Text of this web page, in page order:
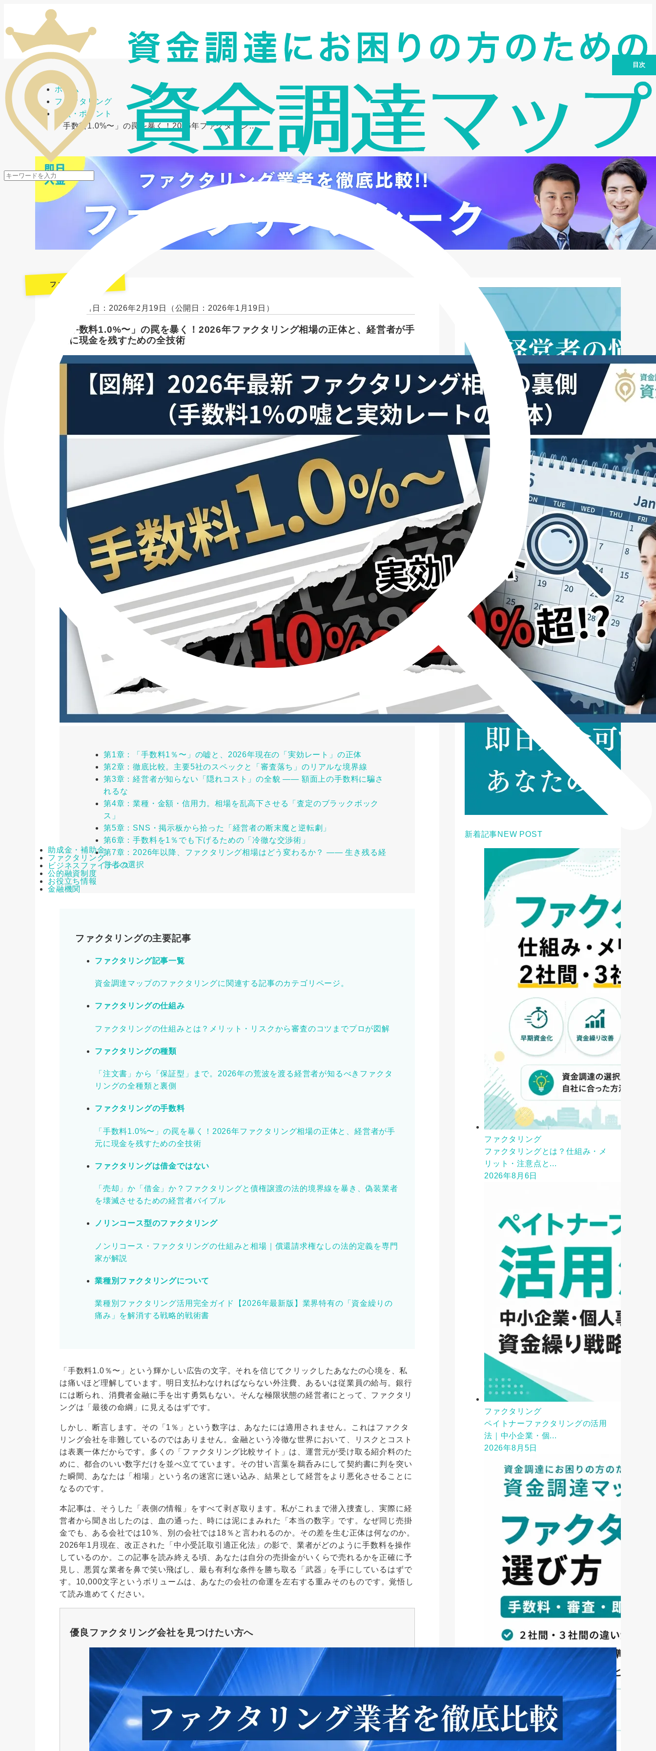
メニューを開閉
助成金・補助金
ファクタリング
ビジネスファイナンス
公的融資制度
お役立ち情報
金融機関
ホーム
ファクタリング
要点・ポイント
「手数料1.0%〜」の罠を暴く！2026年ファクタリン…
ファクタリング
最終更新日：2026年2月19日 （公開日：2026年1月19日）
「手数料1.0%〜」の罠を暴く！2026年ファクタリング相場の正体と、経営者が手
元に現金を残すための全技術
第1章：「手数料1％〜」の嘘と、2026年現在の「実効レート」の正体
第2章：徹底比較。主要5社のスペックと「審査落ち」のリアルな境界線
第3章：経営者が知らない「隠れコスト」の全貌 ―― 額面上の手数料に騙さ
れるな
第4章：業種・金額・信用力。相場を乱高下させる「査定のブラックボック
ス」
第5章：SNS・掲示板から拾った「経営者の断末魔と逆転劇」
第6章：手数料を1％でも下げるための「冷徹な交渉術」
第7章：2026年以降、ファクタリング相場はどう変わるか？ ―― 生き残る経
営者の選択
ファクタリングの主要記事
ファクタリング記事一覧
資金調達マップのファクタリングに関連する記事のカテゴリページ。
ファクタリングの仕組み
ファクタリングの仕組みとは？メリット・リスクから審査のコツまでプロが図解
ファクタリングの種類
「注文書」から「保証型」まで。2026年の荒波を渡る経営者が知るべきファクタ
リングの全種類と裏側
ファクタリングの手数料
「手数料1.0%〜」の罠を暴く！2026年ファクタリング相場の正体と、経営者が手
元に現金を残すための全技術
ファクタリングは借金ではない
「売却」か「借金」か？ファクタリングと債権譲渡の法的境界線を暴き、偽装業者
を壊滅させるための経営者バイブル
ノリンコース型のファクタリング
ノンリコース・ファクタリングの仕組みと相場｜償還請求権なしの法的定義を専門
家が解説
業種別ファクタリングについて
業種別ファクタリング活用完全ガイド【2026年最新版】業界特有の「資金繰りの
痛み」を解消する戦略的戦術書
「手数料1.0％〜」という輝かしい広告の文字。それを信じてクリックしたあなたの心境を、私
は痛いほど理解しています。明日支払わなければならない外注費、あるいは従業員の給与。銀行
には断られ、消費者金融に手を出す勇気もない。そんな極限状態の経営者にとって、ファクタリ
ングは「最後の命綱」に見えるはずです。
しかし、断言します。その「1％」という数字は、あなたには適用されません。これはファクタ
リング会社を非難しているのではありません。金融という冷徹な世界において、リスクとコスト
は表裏一体だからです。多くの「ファクタリング比較サイト」は、運営元が受け取る紹介料のた
めに、都合のいい数字だけを並べ立てています。その甘い言葉を鵜呑みにして契約書に判を突い
た瞬間、あなたは「相場」という名の迷宮に迷い込み、結果として経営をより悪化させることに
なるのです。
本記事は、そうした「表側の情報」をすべて剥ぎ取ります。私がこれまで潜入捜査し、実際に経
営者から聞き出したのは、血の通った、時には泥にまみれた「本当の数字」です。なぜ同じ売掛
金でも、ある会社では10％、別の会社では18％と言われるのか。その差を生む正体は何なのか。
2026年1月現在、改正された「中小受託取引適正化法」の影で、業者がどのように手数料を操作
しているのか。この記事を読み終える頃、あなたは自分の売掛金がいくらで売れるかを正確に予
見し、悪質な業者を鼻で笑い飛ばし、最も有利な条件を勝ち取る「武器」を手にしているはずで
す。10,000文字というボリュームは、あなたの会社の命運を左右する重みそのものです。覚悟し
て読み進めてください。
優良ファクタリング会社を見つけたい方へ
新着記事NEW POST
ファクタリング
ファクタリングとは？仕組み・メ
リット・注意点と...
2026年8月6日
ファクタリング
ペイトナーファクタリングの活用
法｜中小企業・個...
2026年8月5日
目次
年現在の「実効レート」の正体
第2章：徹底比較。主要5社のスペックと
「審査落ち」のリアルな境界線
第3章：経営者が知らない「隠れコス
ト」の全貌 ―― 額面上の手数料に騙さ
れるな
第4章：業種・金額・信用力。相場を乱
高下させる「査定のブラックボックス」
第5章：SNS・掲示板から拾った「経営
者の断末魔と逆転劇」
第6章：手数料を1％でも下げるための
「冷徹な交渉術」
第7章：2026年以降、ファクタリング相